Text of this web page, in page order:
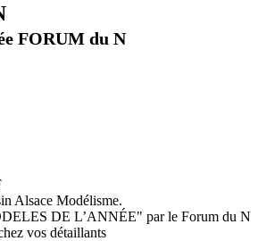
FORUM du N
Alsace Modélisme.
DE L’ANNÉE" par le Forum du N
vos détaillants